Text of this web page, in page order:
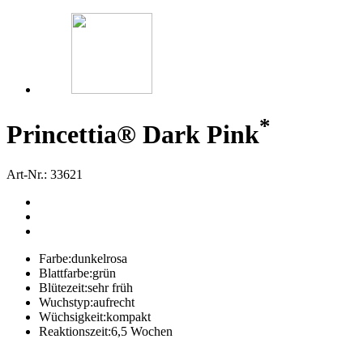
Princettia® Dark Pink*
Art-Nr.: 33621
Farbe:dunkelrosa
Blattfarbe:grün
Blütezeit:sehr früh
Wuchstyp:aufrecht
Wüchsigkeit:kompakt
Reaktionszeit:6,5 Wochen